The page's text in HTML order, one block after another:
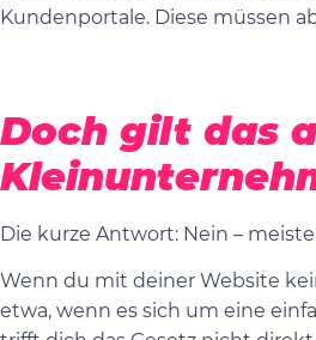
Kundenportale. Diese müssen
Doch gilt das
Die kurze Antwort: Nein –
Wenn du mit deiner Website
etwa, wenn es sich um eine